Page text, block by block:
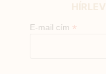
E-mail cím *